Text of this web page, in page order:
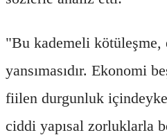
"Bu kademeli
yansımasıdır. Ekonomi
fiilen durgunluk
ciddi yapısal zorluklarla